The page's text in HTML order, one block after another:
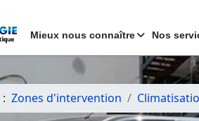
Mieux nous connaître Nos
Zones d'intervention